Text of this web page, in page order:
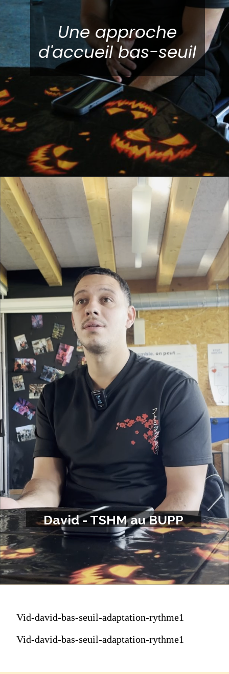
Une approche
d'accueil bas-seuil
David - TSHM au BUPP
Vid-david-bas-seuil-adaptation-rythme1
Vid-david-bas-seuil-adaptation-rythme1